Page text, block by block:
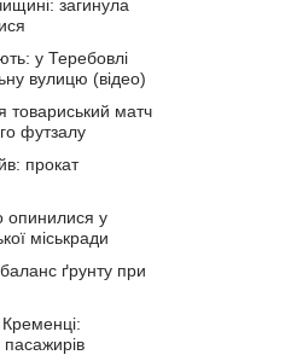
загинула
у Теребовлі
вулицю (відео)
товариський матч
футзалу
прокат
опинилися у
міськради
ґрунту при
пасажирів